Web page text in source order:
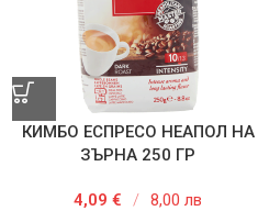
КИМБО ЕСПРЕСО НЕАПОЛ НА
ЗЪРНА 250 ГР
4,09 € / 8,00 лв